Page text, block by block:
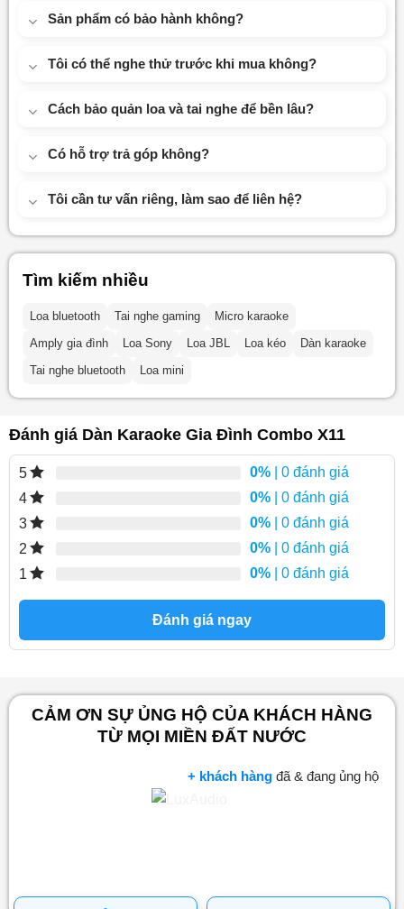
Sản phẩm có bảo hành không?
Tôi có thể nghe thử trước khi mua không?
Cách bảo quản loa và tai nghe để bền lâu?
Có hỗ trợ trả góp không?
Tôi cần tư vấn riêng, làm sao để liên hệ?
Tìm kiếm nhiều
Loa bluetooth Tai nghe gaming
Micro karaoke
Amply gia đình
Loa Sony Loa JBL Loa kéo
Dàn karaoke
Tai nghe bluetooth
Loa mini
Đánh giá Dàn Karaoke Gia Đình Combo X11
5 0% | 0 đánh giá
4
0% | 0 đánh giá
3
0% | 0 đánh giá
2
0% | 0 đánh giá
1
0% | 0 đánh giá
Đánh giá ngay
CẢM ƠN SỰ ỦNG HỘ CỦA KHÁCH HÀNG
TỪ MỌI MIỀN ĐẤT NƯỚC
+ khách hàng đã & đang ủng hộ